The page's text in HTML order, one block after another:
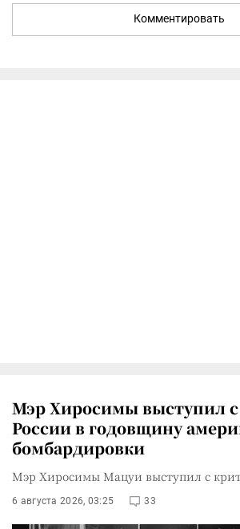
Комментировать
Мэр Хиросимы выступил
России в годовщину
бомбардировки
Мэр Хиросимы Мацуи выступил с
6 августа 2026, 03:25 33